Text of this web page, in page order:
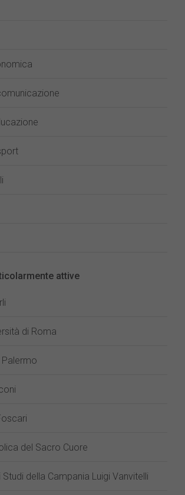
attive
di Roma
Palermo
del Sacro Cuore
della Campania Luigi Vanvitelli